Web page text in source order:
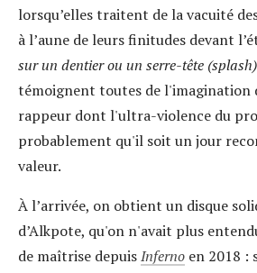
lorsqu’elles traitent de la vacuité
à l’aune de leurs finitudes devant
sur un dentier ou un serre-tête
témoignent toutes de l'imagination
rappeur dont l'ultra-violence du
probablement qu'il soit un jour
valeur.
À l’arrivée, on obtient un disque
d’Alkpote, qu'on n'avait plus
de maîtrise depuisInferno en 2018 :